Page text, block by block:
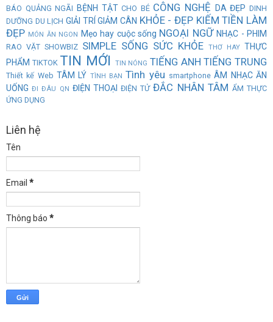
BÁO QUẢNG NGÃI BỆNH TẬT CHO BÉ CÔNG NGHỆ DA ĐẸP DINH
DƯỠNG DU LỊCH GIẢI TRÍ GIẢM CÂN KHỎE - ĐẸP KIẾM TIỀN LÀM
ĐẸP MÓN ĂN NGON Mẹo hay cuộc sống NGOẠI NGỮ NHẠC - PHIM
RAO VẶT SHOWBIZ SIMPLE SỐNG SỨC KHỎE THƠ HAY THỰC
PHẨM TIKTOK TIN MỚI TIN NÓNG TIẾNG ANH TIẾNG TRUNG
Thiết kế Web TÂM LÝ TÌNH BẠN Tình yêu smartphone ÂM NHẠC ĂN
UỐNG ĐI ĐÂU QN ĐIỆN THOẠI ĐIỆN TỬ ĐẮC NHÂN TÂM ẨM THỰC
ỨNG DỤNG
Liên hệ
Tên
Email *
Thông báo *